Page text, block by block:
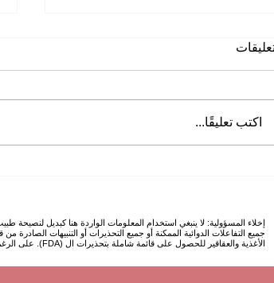
اكتب تعليقًا...
إخلاء المسؤولية: لا ينبغي استخدام المعلومات الواردة هنا كبديل
الأغذية والعقاقير للحصول على قائمة شاملة بتحذيرات ال (FDA). على الرغم من أننا نحاول تقديم معلومات دقيقة وحديثة ، لا نقدم أي ضمان بهذا الخصوص.